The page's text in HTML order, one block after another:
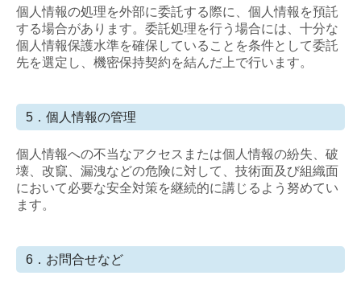
個人情報の処理を外部に委託する際に、個人情報を預託
する場合があります。委託処理を行う場合には、十分な
個人情報保護水準を確保していることを条件として委託
先を選定し、機密保持契約を結んだ上で行います。
5．個人情報の管理
個人情報への不当なアクセスまたは個人情報の紛失、破
壊、改竄、漏洩などの危険に対して、技術面及び組織面
において必要な安全対策を継続的に講じるよう努めてい
ます。
6．お問合せなど